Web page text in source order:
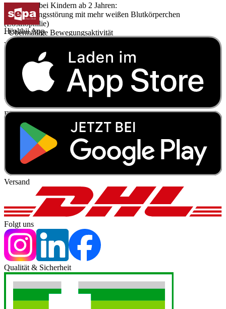
Zusätzlich bei Kindern ab 2 Jahren:
- Blutbildungsstörung mit mehr weißen Blutkörperchen
(Eosinophilie)
- Übermäßige Bewegungsaktivität
- Überwärmung
- Fieber
- Lernschwierigkeiten
Bemerken Sie eine Befindlichkeitsstörung oder Veränderung
während der Behandlung, wenden Sie sich an Ihren Arzt oder
Apotheker.
Für die Information an dieser Stelle werden vor allem
Nebenwirkungen berücksichtigt, die bei mindestens einem von
1.000 behandelten Patienten auftreten.
Healthii App
Versand
Folgt uns
Qualität & Sicherheit